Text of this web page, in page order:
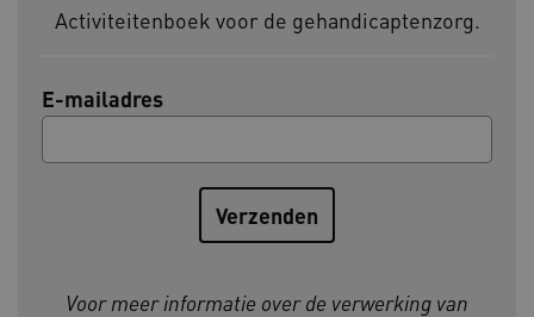
Activiteitenboek voor de gehandicaptenzorg.
E-mailadres
Voor meer informatie over de verwerking van
AWSALBCORS
Amazon.com Inc.